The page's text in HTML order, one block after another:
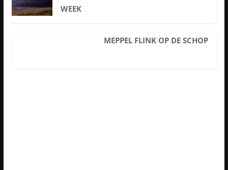
WEEK
MEPPEL FLINK OP DE SCHOP